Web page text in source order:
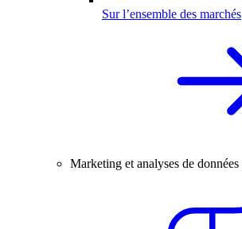
Sur l’ensemble des marchés
Marketing et analyses de données